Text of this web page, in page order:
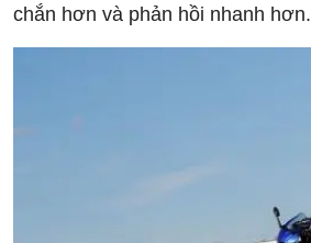
chắn hơn và phản hồi nhanh hơn.